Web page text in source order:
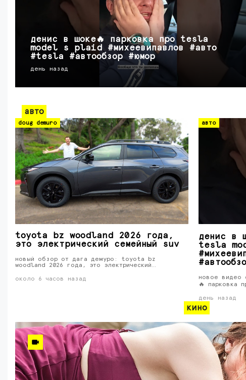
денис в шоке🔥 парковка про tesla
model s plaid #михеевипавлов #авто
#tesla #автообзор #юмор
день назад
авто
doug demuro
toyota bz woodland 2026 года,
это электрический семейный suv
новый обзор от дага демуро: toyota bz
woodland 2026 года, это электрический…
около 6 часов назад
авто
денис в
tesla
новое видео
🔥 парковка
день назад
кино